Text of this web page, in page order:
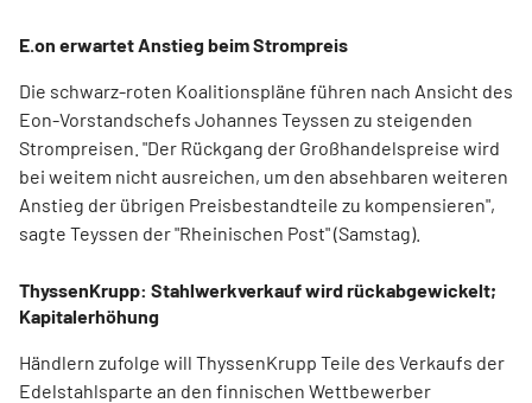
E.on erwartet Anstieg beim Strompreis
Die schwarz-roten Koalitionspläne führen nach Ansicht des
Eon-Vorstandschefs Johannes Teyssen zu steigenden
Strompreisen. "Der Rückgang der Großhandelspreise wird
bei weitem nicht ausreichen, um den absehbaren weiteren
Anstieg der übrigen Preisbestandteile zu kompensieren",
sagte Teyssen der "Rheinischen Post" (Samstag).
ThyssenKrupp: Stahlwerkverkauf wird rückabgewickelt;
Kapitalerhöhung
Händlern zufolge will ThyssenKrupp Teile des Verkaufs der
Edelstahlsparte an den finnischen Wettbewerber